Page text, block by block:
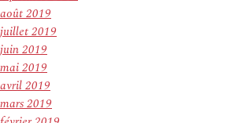
août 2019
juillet 2019
juin 2019
mai 2019
avril 2019
mars 2019